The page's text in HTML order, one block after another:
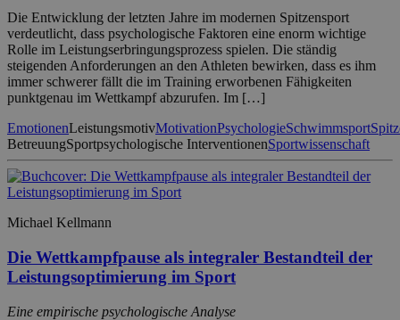
Die Entwicklung der letzten Jahre im modernen Spitzensport
verdeutlicht, dass psychologische Faktoren eine enorm wichtige
Rolle im Leistungserbringungsprozess spielen. Die ständig
steigenden Anforderungen an den Athleten bewirken, dass es ihm
immer schwerer fällt die im Training erworbenen Fähigkeiten
punktgenau im Wettkampf abzurufen. Im […]
EmotionenLeistungsmotivMotivationPsychologieSchwimmsport
BetreuungSportpsychologische InterventionenSportwissenschaft
Michael Kellmann
Die Wettkampfpause als integraler Bestandteil der
Leistungsoptimierung im Sport
Eine empirische psychologische Analyse